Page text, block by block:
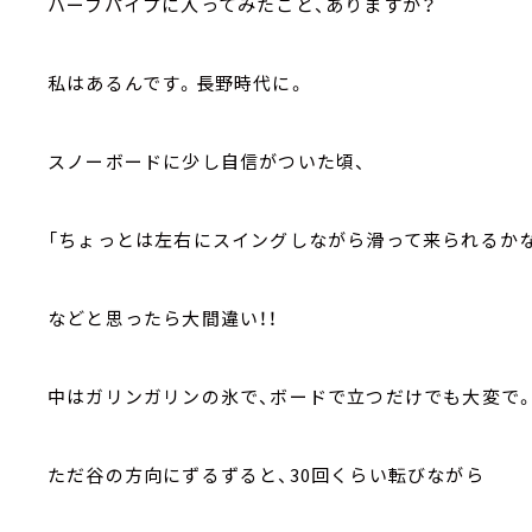
私はあるんです。長野時代に。
スノーボードに少し自信がついた頃、
「ちょっとは左右にスイングしながら滑って来られるか
などと思ったら大間違い！！
中はガリンガリンの氷で、ボードで立つだけでも大変で
ただ谷の方向にずるずると、 30回くらい転びながら